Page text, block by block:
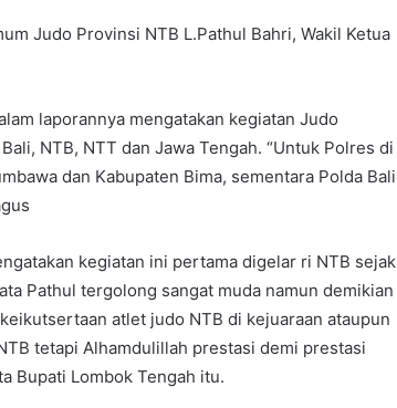
Judo Provinsi NTB L.Pathul Bahri, Wakil Ketua
laporannya mengatakan kegiatan Judo
NTB, NTT dan Jawa Tengah. “Untuk Polres di
dan Kabupaten Bima, sementara Polda Bali
kegiatan ini pertama digelar ri NTB sejak
Pathul tergolong sangat muda namun demikian
atlet judo NTB di kejuaraan ataupun
tetapi Alhamdulillah prestasi demi prestasi
Bupati Lombok Tengah itu.